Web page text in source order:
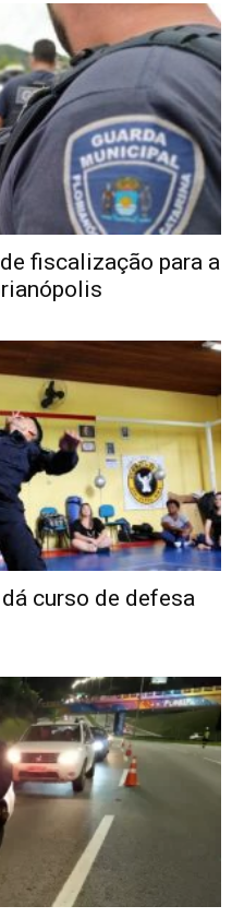
fiscalização para a
curso de defesa